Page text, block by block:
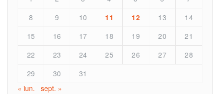
8
9 10 11 12 13
14
15
16 17 18 19 20
21
22
23 24 25 26 27
28
29
30
31
« iun.
sept. »